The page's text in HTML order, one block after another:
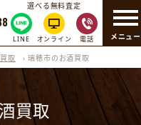
メニュー
選べる無料査定
LINE オンライン 電話
取 ›瑞穂市のお酒買取
買取